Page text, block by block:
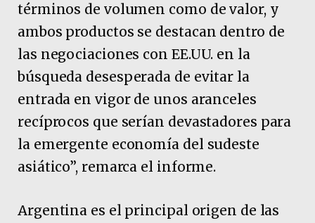
términos de volumen como de valor, y
ambos productos se destacan dentro de
las negociaciones con EE.UU. en la
búsqueda desesperada de evitar la
entrada en vigor de unos aranceles
recíprocos que serían devastadores para
la emergente economía del sudeste
asiático”, remarca el informe.
Argentina es el principal origen de las